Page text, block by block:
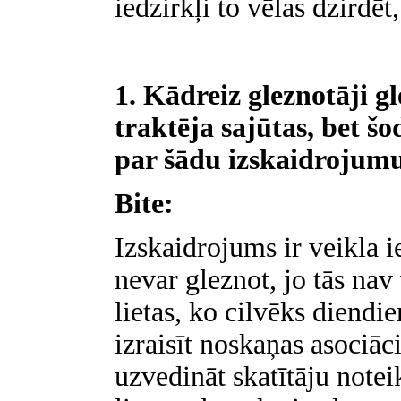
iedzirkļi to vēlas
1. Kādreiz gleznotāji
traktēja sajūtas, bet
par šādu
Bite:
Izskaidrojums ir veikla
nevar gleznot, jo tās
lietas, ko cilvēks
izraisīt noskaņas
uzvedināt skatītāju